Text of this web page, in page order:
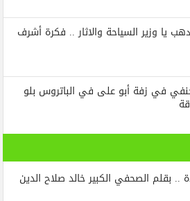
يا وزير السياحة والاثار .. فكرة أشرف
في زفة أبو على في الباتروس بلو
.. بقلم الصحفي الكبير خالد صلاح الدين